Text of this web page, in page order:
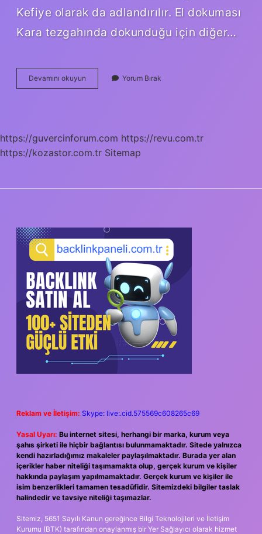
Kefiye olarak da adlandırılır. El dokuması
Kara tezgahında dokunduğu için diğer…
Devamını okuyun
Türkçe
Yorum Bırak
https://guvercinforum.com https://revu.com.tr
https://kozastor.com.tr Sitemap
SIDEBAR
Reklam ve İletişim: Skype: live:.cid.575569c608265c69
Yasal Uyarı: Bu internet sitesi, herhangi bir marka, kurum veya
şahıs şirketi ile hiçbir bağlantısı bulunmamaktadır. Sitede yalnızca
kendi hazırladığımız makaleler paylaşılmaktadır. Burada yer alan
içerikler haber niteliği taşımamakta olup, gerçek kurum ve kişiler
hakkında paylaşım yapılmamaktadır. Gerçek kurum ve kişiler ile
isim benzerlikleri tamamen tesadüfidir. Sitemizdeki bilgiler taslak
halindedir ve tavsiye niteliği taşımazlar.
Sitemiz, 5651 Sayılı Kanun gereğince Bilgi Teknolojileri ve İletişim
Kurumu (BTK) tarafından onaylanmış bir Yer Sağlayıcı olarak hizmet